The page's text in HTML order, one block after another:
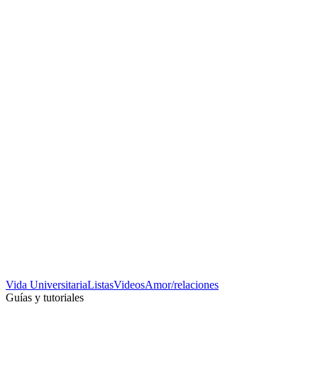
Vida UniversitariaListasVideosAmor/relaciones
Guías y tutoriales